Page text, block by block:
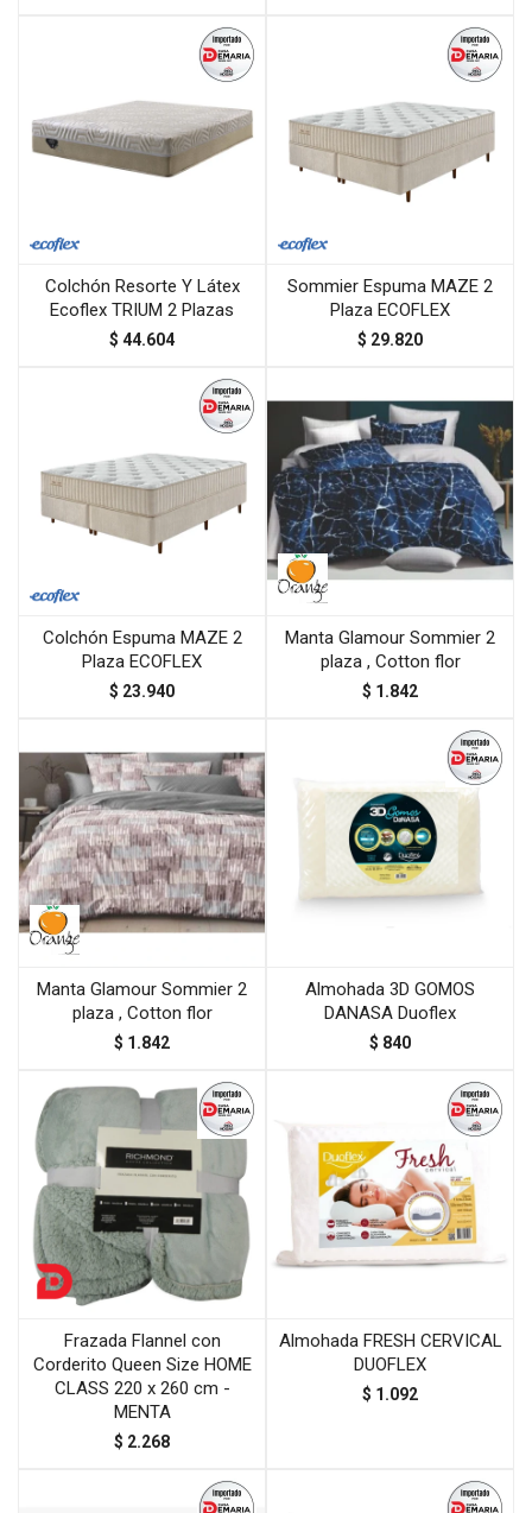
Colchón Resorte Y Látex
Ecoflex TRIUM 2 Plazas
$ 44.604
Sommier Espuma MAZE 2
Plaza ECOFLEX
$ 29.820
Colchón Espuma MAZE 2
Plaza ECOFLEX
$ 23.940
Manta Glamour Sommier 2
plaza , Cotton flor
$ 1.842
Manta Glamour Sommier 2
plaza , Cotton flor
$ 1.842
Almohada 3D GOMOS
DANASA Duoflex
$ 840
Frazada Flannel con
Corderito Queen Size HOME
CLASS 220 x 260 cm -
MENTA
$ 2.268
Almohada FRESH CERVICAL
DUOFLEX
$ 1.092